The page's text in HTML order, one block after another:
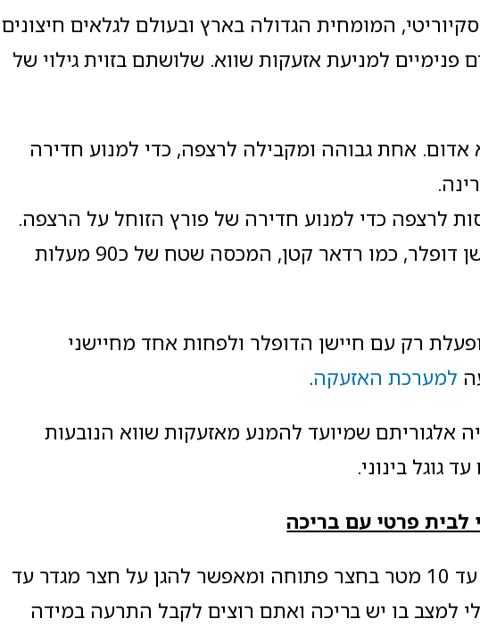
המומחית הגדולה בארץ ובעולם לגלאים חיצונים
מכיל 3 חיישנים פנימיים למניעת אזעקות שווא. שלושתם בזוית גילוי של
אינפרא אדום. אחת גבוהה ומקבילה לרצפה, כדי למנוע חדירה
לרצפה כדי למנוע חדירה של פורץ הזוחל על הרצפה.
בנוסף לכך יש בגלאי גם חיישן דופלר, כמו רדאר קטן, המכסה שטח של כ90 מעלות
רק עם חיישן הדופלר ולפחות אחד מחיישני
למערכת האזעקה.
אלגוריתם שמיועד להמנע מאזעקות שווא הנובעות
גוגל בינוני.
לבית פרטי עם בריכה
האוטסמרט מגיע לטווח של עד 10 מטר בחצר פתוחה ומאפשר להגן על חצר מגדר עד
למצב בו יש בריכה ואתם רוצים לקבל התרעה במידה